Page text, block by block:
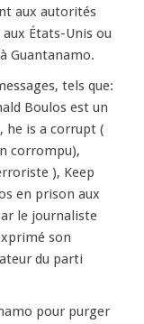
aux autorités
États-Unis ou
Guantanamo.
tels que:
Boulos est un
he is a corrupt (
corrompu),
), Keep
en prison aux
le journaliste
son
du parti
pour purger